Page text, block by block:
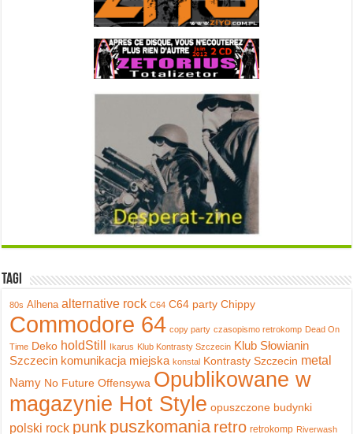
Tagi
80s Alhena alternative rock C64 C64 party Chippy
Commodore 64 copy party czasopismo retrokomp Dead On
Time Deko holdStill Ikarus Klub Kontrasty Szczecin Klub Słowianin
Szczecin komunikacja miejska konstal Kontrasty Szczecin metal
Namy No Future Offensywa Opublikowane w
magazynie Hot Style opuszczone budynki
polski rock punk puszkomania retro retrokomp Riverwash